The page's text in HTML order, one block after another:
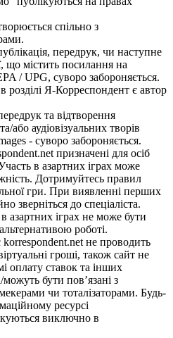
спільно з
передрук, чи наступне
що містить посилання на
/ UPG, суворо забороняється.
розділі Я-Корреспондент є автор
та відтворення
або аудіовізуальних творів
- суворо забороняється.
призначені для осіб
в азартних іграх може
Дотримуйтесь правил
гри. При виявленні перших
зверніться до спеціаліста.
азартних іграх не може бути
роботі.
не проводить
гроші, також сайт не
оплату ставок та інших
можуть бути пов’язані з
чи тоталізаторами. Будь-
ресурсі
виключно в